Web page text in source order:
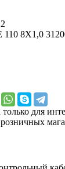
8X1,0
для